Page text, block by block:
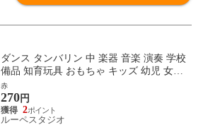
ダンス タンバリン 中 楽器 音楽 演奏 学校
備品 知育玩具 おもちゃ キッズ 幼児 女の
子 男の子 子供 幼稚園 小学生 楽器 発表会
音楽会 室内
赤
270円
2
ルーペスタジオ